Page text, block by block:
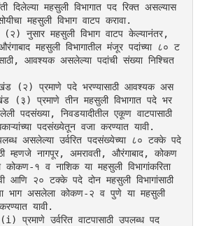
दिलेल्या महसुली विभागात पद रिक्त असल्यास
महसुली विभाग वाटप करावा.
नुसार महसुली विभाग वाटप केल्यानंतर,
महसुली विभागातील मंजूर पदांच्या ८० ट
आवश्यक असलेल्या पदांची संख्या निश्चित
(२) प्रमाणे पदे भरण्यासाठी आवश्यक अस
(३) प्रमाणे तीन महसुली विभागात पदे भर
पदसंख्या, निवडयादीतील एकूण वाटपासाठी
पदसंख्येतून वजा करण्यात यावी.
असलेल्या उर्वरित पदसंख्येच्या ८० टक्के पदे
म्हणजे नागपूर, अमरावती, औरंगाबाद, कोकण
कोकण-१ व नाशिक या महसुली विभागांकरिता
आणि २० टक्के पदे दोन महसुली विभागांसाठी
भाग असलेला कोकण-२ व पुणे या महसुली
यावी.
उर्वरित वाटपासाठी उपलब्ध पद